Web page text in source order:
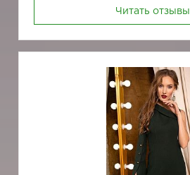
Читать отзывы